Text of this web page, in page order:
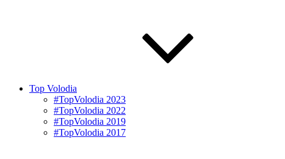
Top Volodia
#TopVolodia 2023
#TopVolodia 2022
#TopVolodia 2019
#TopVolodia 2017